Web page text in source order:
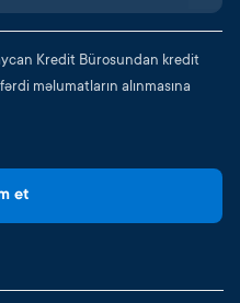
Kredit Bürosundan kredit
məlumatların alınmasına
et